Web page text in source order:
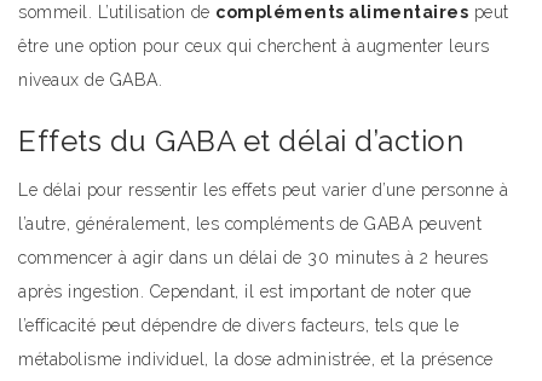
sommeil. L’utilisation de compléments alimentaires peut
être une option pour ceux qui cherchent à augmenter leurs
niveaux de GABA.
Effets du GABA et délai d’action
Le délai pour ressentir les effets peut varier d’une personne à
l’autre, généralement, les compléments de GABA peuvent
commencer à agir dans un délai de 30 minutes à 2 heures
après ingestion. Cependant, il est important de noter que
l’efficacité peut dépendre de divers facteurs, tels que le
métabolisme individuel, la dose administrée, et la présence